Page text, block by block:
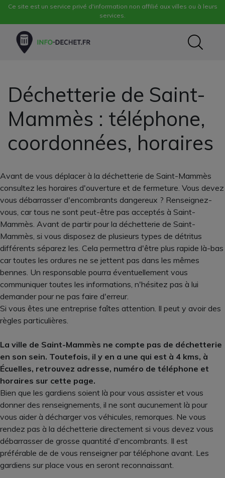
Ce site est un service privé d'information non affilié aux villes ou à leurs
services.
Déchetterie de Saint-
Mammès : téléphone,
coordonnées, horaires
Avant de vous déplacer à la déchetterie de Saint-Mammès
consultez les horaires d'ouverture et de fermeture. Vous devez
vous débarrasser d'encombrants dangereux ? Renseignez-
vous, car tous ne sont peut-être pas acceptés à Saint-
Mammès. Avant de partir pour la déchetterie de Saint-
Mammès, si vous disposez de plusieurs types de détritus
différents séparez les. Cela permettra d'être plus rapide là-bas
car toutes les ordures ne se jettent pas dans les mêmes
bennes. Un responsable pourra éventuellement vous
communiquer toutes les informations, n'hésitez pas à lui
demander pour ne pas faire d'erreur.
Si vous êtes une entreprise faîtes attention. Il peut y avoir des
règles particulières.
La ville de Saint-Mammès ne compte pas de déchetterie
en son sein. Toutefois, il y en a une qui est à 4 kms, à
Écuelles, retrouvez adresse, numéro de téléphone et
horaires sur cette page.
Bien que les gardiens soient là pour vous assister et vous
donner des renseignements, il ne sont aucunement là pour
vous aider à décharger vos véhicules, remorques. Ne vous
rendez pas à la déchetterie directement si vous devez vous
débarrasser de grosse quantité d'encombrants. Il est
préférable de de vous renseigner par téléphone avant. Les
gardiens sur place vous en seront reconnaissant.